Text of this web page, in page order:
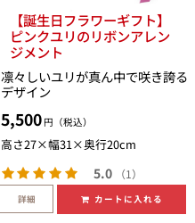
【誕生日フラワーギフト】
ピンクユリのリボンアレン
ジメント
凛々しいユリが真ん中で咲き誇る
デザイン
5,500 円（税込）
高さ27×幅31×奥行20cm
5.0 （1）
詳細 カートに入れる